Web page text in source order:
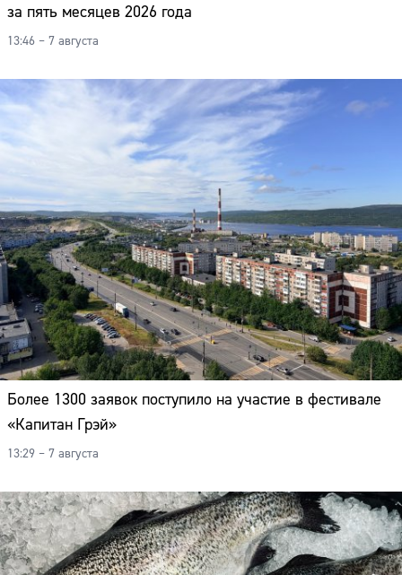
за пять месяцев 2026 года
13:46 – 7 августа
Более 1300 заявок поступило на участие в фестивале
«Капитан Грэй»
13:29 – 7 августа